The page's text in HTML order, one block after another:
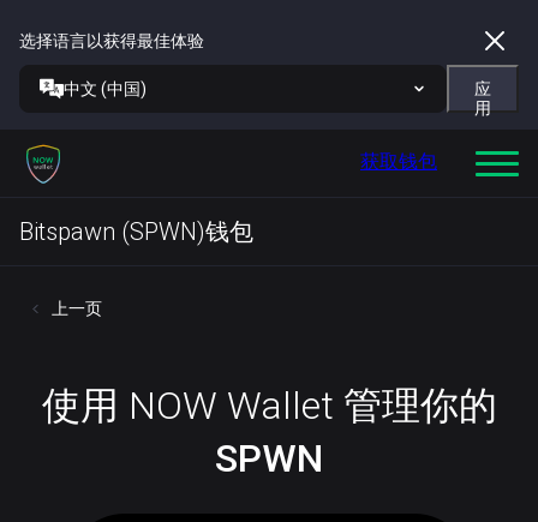
选择语言以获得最佳体验
中文 (中国)
应
用
获取钱包
Bitspawn (SPWN)钱包
上一页
使用 NOW Wallet 管理你的
SPWN